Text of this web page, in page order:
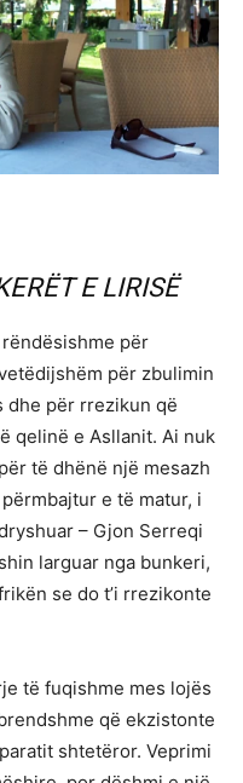
E LIRISË
për
për zbulimin
dhe për rrezikun që
qelinë e Asllanit. Ai nuk
të dhënë një mesazh
e të matur, i
– Gjon Serreqi
larguar nga bunkeri,
se do t’i rrezikonte
të fuqishme mes lojës
që ekzistonte
shtetëror. Veprimi